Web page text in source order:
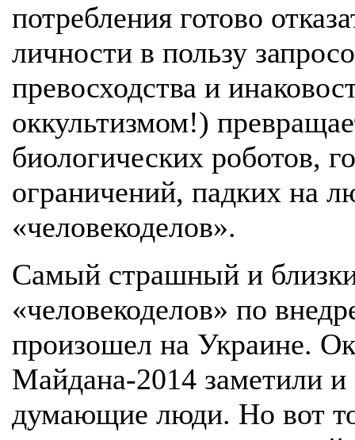
потребления готово
личности в пользу
превосходства и
оккультизмом!)
биологических роботов,
ограничений, падких на
«человекоделов».
Самый страшный и
«человекоделов» по
произошел на Украине.
Майдана-2014 заметили
думающие люди. Но вот